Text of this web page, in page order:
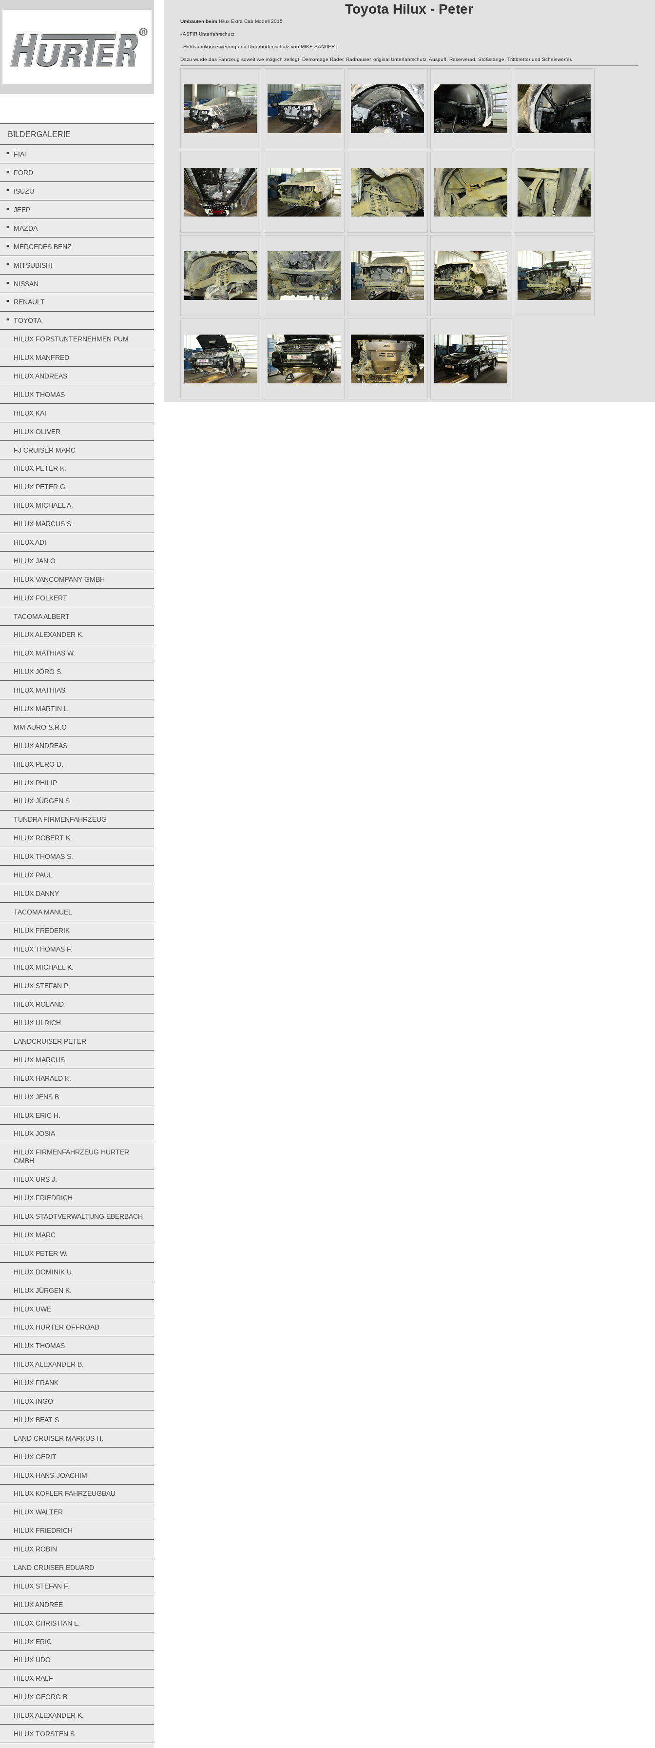
BILDERGALERIE
FIAT
FORD
ISUZU
JEEP
MAZDA
MERCEDES BENZ
MITSUBISHI
NISSAN
RENAULT
TOYOTA
HILUX FORSTUNTERNEHMEN PUM
HILUX MANFRED
HILUX ANDREAS
HILUX THOMAS
HILUX KAI
HILUX OLIVER
FJ CRUISER MARC
HILUX PETER K.
HILUX PETER G.
HILUX MICHAEL A.
HILUX MARCUS S.
HILUX ADI
HILUX JAN O.
HILUX VANCOMPANY GMBH
HILUX FOLKERT
TACOMA ALBERT
HILUX ALEXANDER K.
HILUX MATHIAS W.
HILUX JÖRG S.
HILUX MATHIAS
HILUX MARTIN L.
MM AURO S.R.O
HILUX ANDREAS
HILUX PERO D.
HILUX PHILIP
HILUX JÜRGEN S.
TUNDRA FIRMENFAHRZEUG
HILUX ROBERT K.
HILUX THOMAS S.
HILUX PAUL
HILUX DANNY
TACOMA MANUEL
HILUX FREDERIK
HILUX THOMAS F.
HILUX MICHAEL K.
HILUX STEFAN P.
HILUX ROLAND
HILUX ULRICH
LANDCRUISER PETER
HILUX MARCUS
HILUX HARALD K.
HILUX JENS B.
HILUX ERIC H.
HILUX JOSIA
HILUX FIRMENFAHRZEUG HURTER
GMBH
HILUX URS J.
HILUX FRIEDRICH
HILUX STADTVERWALTUNG EBERBACH
HILUX MARC
HILUX PETER W.
HILUX DOMINIK U.
HILUX JÜRGEN K.
HILUX UWE
HILUX HURTER OFFROAD
HILUX THOMAS
HILUX ALEXANDER B.
HILUX FRANK
HILUX INGO
HILUX BEAT S.
LAND CRUISER MARKUS H.
HILUX GERIT
HILUX HANS-JOACHIM
HILUX KOFLER FAHRZEUGBAU
HILUX WALTER
HILUX FRIEDRICH
HILUX ROBIN
LAND CRUISER EDUARD
HILUX STEFAN F.
HILUX ANDREE
HILUX CHRISTIAN L.
HILUX ERIC
HILUX UDO
HILUX RALF
HILUX GEORG B.
HILUX ALEXANDER K.
HILUX TORSTEN S.
Toyota Hilux - Peter
Umbauten beimHilux Extra Cab Modell 2015
- ASFIR Unterfahrschutz
- Hohlraumkonservierung und Unterbodenschutz von MIKE SANDER:
Dazu wurde das Fahrzeug soweit wie möglich zerlegt. Demontage Räder, Radhäuser, original Unterfahrschutz, Auspuff, Reserverad, Stoßstange, Trittbretter und Scheinwerfer.